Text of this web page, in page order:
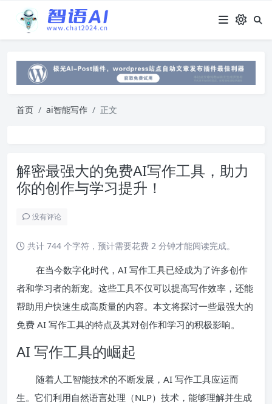
首页 ai智能写作 正文
解密最强大的免费AI写作工具，助力
你的创作与学习提升！
没有评论
共计 744 个字符，预计需要花费 2 分钟才能阅读完成。
在当今数字化时代，AI 写作工具已经成为了许多创作
者和学习者的新宠。这些工具不仅可以提高写作效率，还能
帮助用户快速生成高质量的内容。本文将探讨一些最强大的
免费 AI 写作工具的特点及其对创作和学习的积极影响。
AI 写作工具的崛起
随着人工智能技术的不断发展，AI 写作工具应运而
生。它们利用自然语言处理（NLP）技术，能够理解并生成